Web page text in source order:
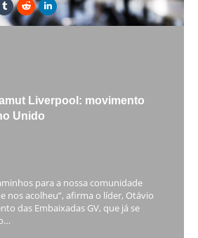
Liverpool: movimento
Unido
para a nossa comunidade
nos acolheu”, afirma o líder, Otávio
das Embaixadas GV, que já se